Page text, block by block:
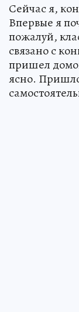
Сейчас я,
Впервые я
пожалуй,
связано с
пришел
ясно.